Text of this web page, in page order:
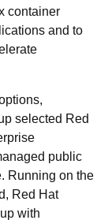
container
and to
selected Red
public
Running on the
Red Hat
with